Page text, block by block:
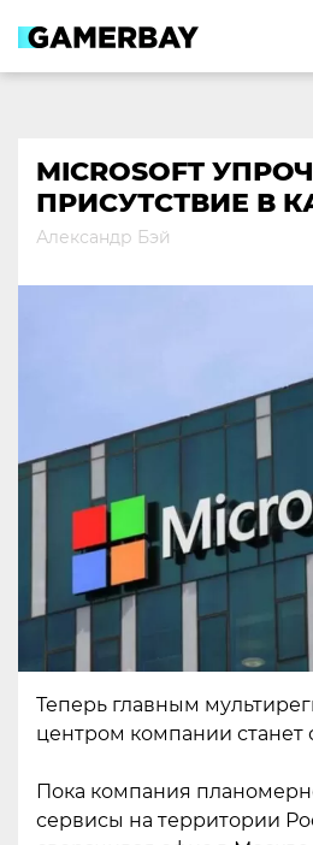
content
MICROSOFT
ПРИСУТСТВИЕ В
Александр Бэй
Теперь главным
центром компании станет
Пока компания
сервисы на территории